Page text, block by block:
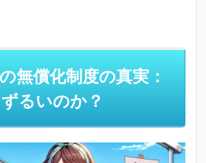
無償化制度の真実：
るいのか？